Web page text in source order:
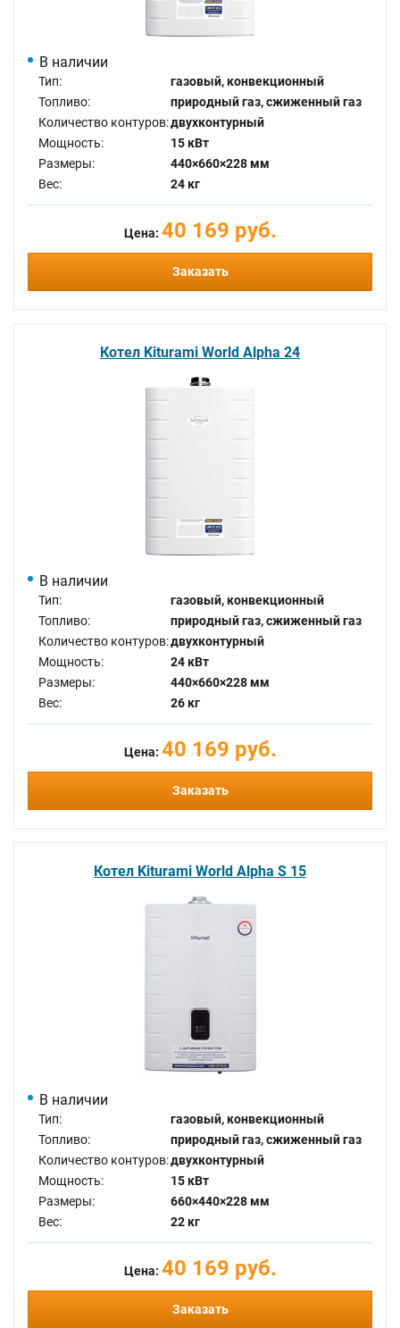
В наличии
Тип:
газовый, конвекционный
Топливо:
природный газ, сжиженный газ
Количество контуров:двухконтурный
Мощность:
15 кВт
Размеры:
440×660×228 мм
Вес:
24 кг
Цена: 40 169 руб.
Заказать
Котел Kiturami World Alpha 24
В наличии
Тип:
газовый, конвекционный
Топливо:
природный газ, сжиженный газ
Количество контуров:двухконтурный
Мощность:
24 кВт
Размеры:
440×660×228 мм
Вес:
26 кг
Цена: 40 169 руб.
Заказать
Котел Kiturami World Alpha S 15
В наличии
Тип:
газовый, конвекционный
Топливо:
природный газ, сжиженный газ
Количество контуров:двухконтурный
Мощность:
15 кВт
Размеры:
660×440×228 мм
Вес:
22 кг
Цена: 40 169 руб.
Заказать